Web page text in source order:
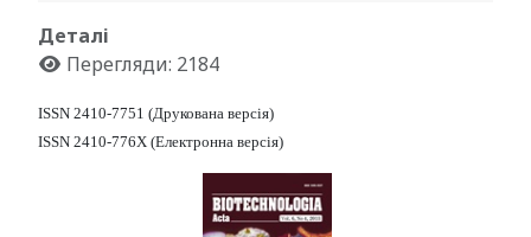
Деталі
Перегляди: 2184
ISSN 2410-7751 (Друкована версія)
ISSN 2410-776X (Електронна версія)